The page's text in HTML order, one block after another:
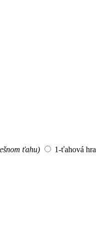
ťahu) 1-ťahová hra